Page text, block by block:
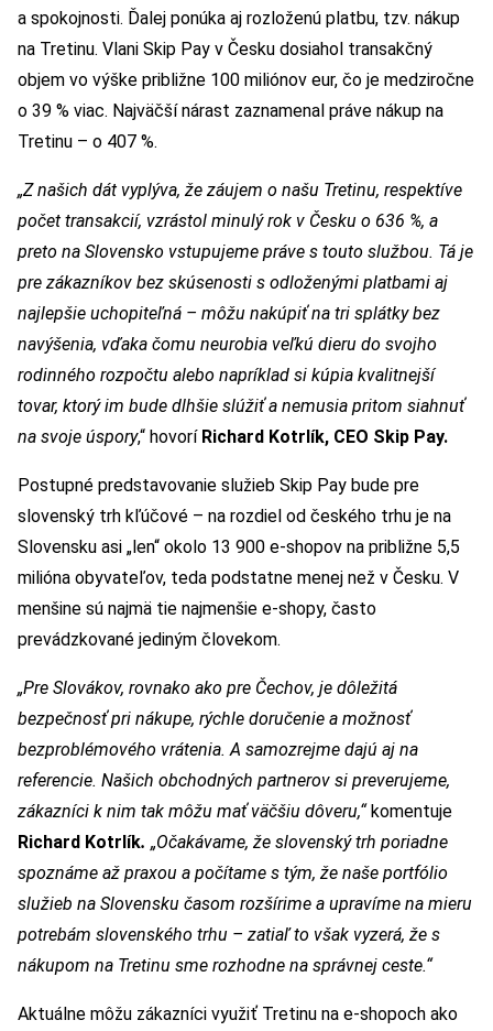
a spokojnosti. Ďalej ponúka aj rozloženú platbu, tzv. nákup
na Tretinu. Vlani Skip Pay v Česku dosiahol transakčný
objem vo výške približne 100 miliónov eur, čo je medziročne
o 39 % viac. Najväčší nárast zaznamenal práve nákup na
Tretinu – o 407 %.
„Z našich dát vyplýva, že záujem o našu Tretinu, respektíve
počet transakcií, vzrástol minulý rok v Česku o 636 %, a
preto na Slovensko vstupujeme práve s touto službou. Tá je
pre zákazníkov bez skúsenosti s odloženými platbami aj
najlepšie uchopiteľná – môžu nakúpiť na tri splátky bez
navýšenia, vďaka čomu neurobia veľkú dieru do svojho
rodinného rozpočtu alebo napríklad si kúpia kvalitnejší
tovar, ktorý im bude dlhšie slúžiť a nemusia pritom siahnuť
na svoje úspory,“ hovorí Richard Kotrlík, CEO Skip Pay.
Postupné predstavovanie služieb Skip Pay bude pre
slovenský trh kľúčové – na rozdiel od českého trhu je na
Slovensku asi „len“ okolo 13 900 e-shopov na približne 5,5
milióna obyvateľov, teda podstatne menej než v Česku. V
menšine sú najmä tie najmenšie e-shopy, často
prevádzkované jediným človekom.
„Pre Slovákov, rovnako ako pre Čechov, je dôležitá
bezpečnosť pri nákupe, rýchle doručenie a možnosť
bezproblémového vrátenia. A samozrejme dajú aj na
referencie. Našich obchodných partnerov si preverujeme,
zákazníci k nim tak môžu mať väčšiu dôveru,“ komentuje
Richard Kotrlík. „Očakávame, že slovenský trh poriadne
spoznáme až praxou a počítame s tým, že naše portfólio
služieb na Slovensku časom rozšírime a upravíme na mieru
potrebám slovenského trhu – zatiaľ to však vyzerá, že s
nákupom na Tretinu sme rozhodne na správnej ceste.“
Aktuálne môžu zákazníci využiť Tretinu na e-shopoch ako